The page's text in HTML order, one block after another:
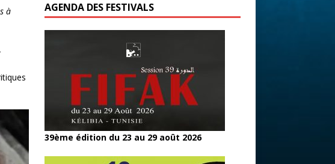
à
AGENDA DES FESTIVALS
39ème édition du 23 au 29 août 2026